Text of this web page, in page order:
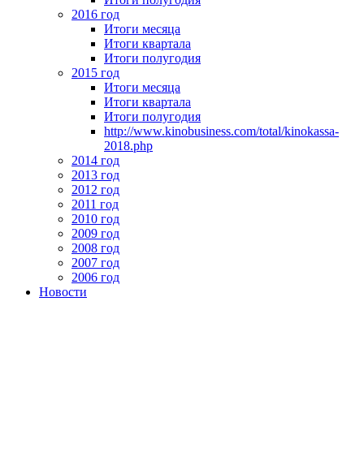
2016 год
Итоги месяца
Итоги квартала
Итоги полугодия
2015 год
Итоги месяца
Итоги квартала
Итоги полугодия
http://www.kinobusiness.com/total/kinokassa-
2018.php
2014 год
2013 год
2012 год
2011 год
2010 год
2009 год
2008 год
2007 год
2006 год
Новости